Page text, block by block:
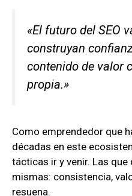
«El futuro del SEO
construyan
contenido de valor
propia.»
Como emprendedor que
décadas en este
tácticas ir y venir. Las
mismas: consistencia,
resuena.